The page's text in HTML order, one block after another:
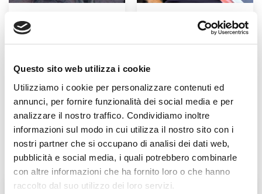
Questo sito web utilizza i cookie
Utilizziamo i cookie per personalizzare contenuti ed
annunci, per fornire funzionalità dei social media e per
analizzare il nostro traffico. Condividiamo inoltre
informazioni sul modo in cui utilizza il nostro sito con i
nostri partner che si occupano di analisi dei dati web,
pubblicità e social media, i quali potrebbero combinarle
con altre informazioni che ha fornito loro o che hanno
raccolto dal suo utilizzo dei loro servizi.
Fratel Carlo Desiderati Don Antonio Mazzi